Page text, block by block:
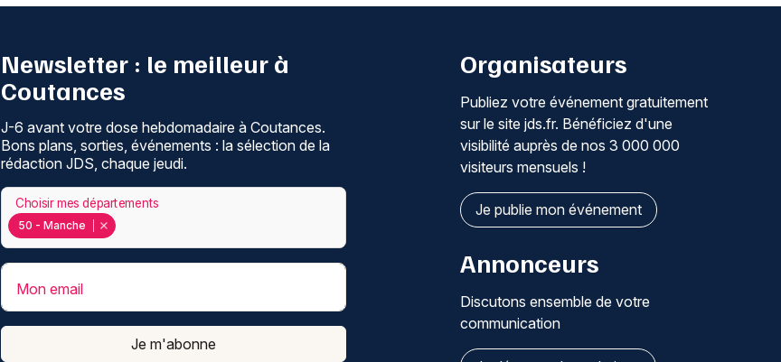
Newsletter : le meilleur à
Coutances
J-6 avant votre dose hebdomadaire à Coutances.
Bons plans, sorties, événements : la sélection de la
rédaction JDS, chaque jeudi.
50 - Manche
Choisir mes départements
Mon email
Je m'abonne
Organisateurs
Publiez votre événement gratuitement
sur le site jds.fr. Bénéficiez d'une
visibilité auprès de nos 3 000 000
visiteurs mensuels !
Je publie mon événement
Annonceurs
Discutons ensemble de votre
communication